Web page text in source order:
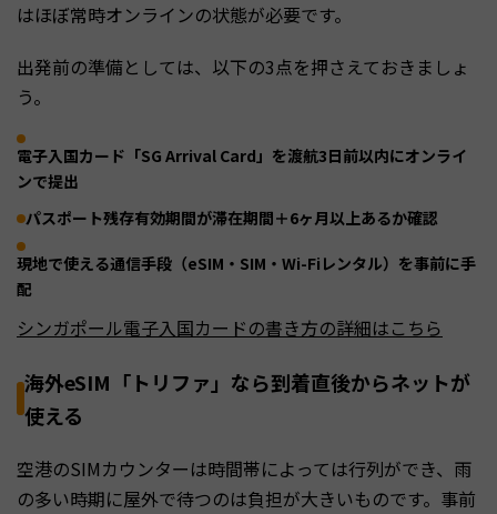
はほぼ常時オンラインの状態が必要です。
出発前の準備としては、以下の3点を押さえておきましょ
う。
電子入国カード「SG Arrival Card」を渡航3日前以内にオンライ
ンで提出
パスポート残存有効期間が滞在期間＋6ヶ月以上あるか確認
現地で使える通信手段（eSIM・SIM・Wi-Fiレンタル）を事前に手
配
シンガポール電子入国カードの書き方の詳細はこちら
海外eSIM「トリファ」なら到着直後からネットが
使える
空港のSIMカウンターは時間帯によっては行列ができ、雨
の多い時期に屋外で待つのは負担が大きいものです。事前